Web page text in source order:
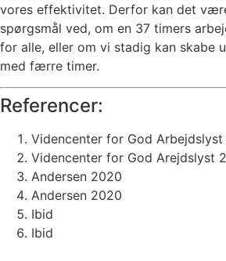
vores effektivitet. Derfor kan det
spørgsmål ved, om en 37 timers
for alle, eller om vi stadig kan skabe
med færre timer.
Referencer:
Videncenter for God Arbejdslyst
Videncenter for God Arejdslyst
Andersen 2020
Andersen 2020
Ibid
Ibid